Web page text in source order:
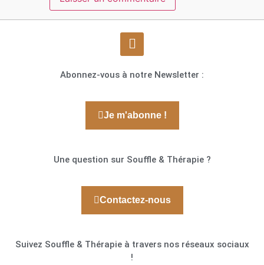
Abonnez-vous à notre Newsletter :
Je m'abonne !
Une question sur Souffle & Thérapie ?
Contactez-nous
Suivez Souffle & Thérapie à travers nos réseaux sociaux
!